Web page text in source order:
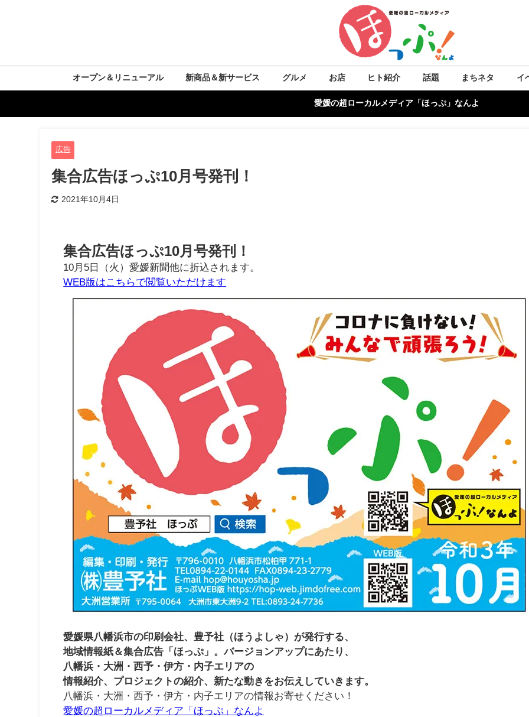
オープン＆リニューアル 新商品＆新サービス グルメ お店 ヒト紹介 話題 まちネタ イ
愛媛の超ローカルメディア「ほっぷ」なんよ
広告
集合広告ほっぷ10月号発刊！
2021年10月4日
集合広告ほっぷ10月号発刊！
10月5日（火）愛媛新聞他に折込されます。
WEB版はこちらで閲覧いただけます
愛媛県八幡浜市の印刷会社、豊予社（ほうよしゃ）が発行する、
地域情報紙＆集合広告「ほっぷ」。バージョンアップにあたり、
八幡浜・大洲・西予・伊方・内子エリアの
情報紹介、プロジェクトの紹介、新たな動きをお伝えしていきます。
八幡浜・大洲・西予・伊方・内子エリアの情報お寄せください！
愛媛の超ローカルメディア「ほっぷ」なんよ